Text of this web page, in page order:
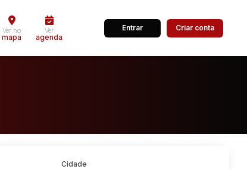
Ver no
mapa
Ver
agenda
Entrar Criar conta
Cidade